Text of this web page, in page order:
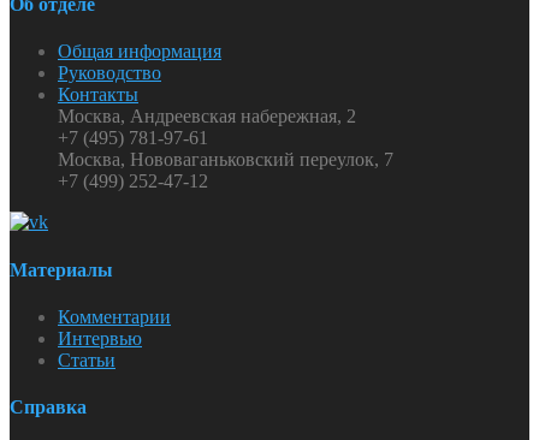
Об отделе
Общая информация
Руководство
Контакты
Москва, Андреевская набережная, 2
+7 (495) 781-97-61
Москва, Нововаганьковский переулок, 7
+7 (499) 252-47-12
Материалы
Комментарии
Интервью
Статьи
Справка